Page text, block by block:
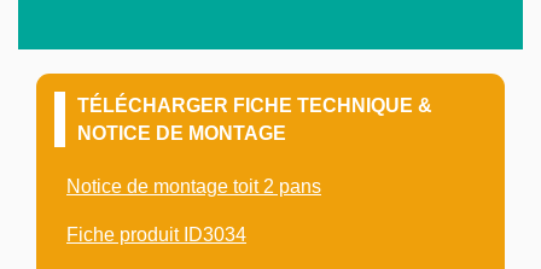
TÉLÉCHARGER FICHE TECHNIQUE &
NOTICE DE MONTAGE
Notice de montage toit 2 pans
Fiche produit ID3034